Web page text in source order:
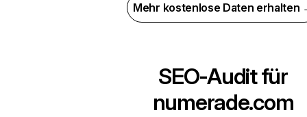
Mehr kostenlose Daten erhalten
SEO-Audit für
numerade.com